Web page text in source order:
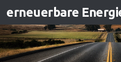
Zum Inhalt springen